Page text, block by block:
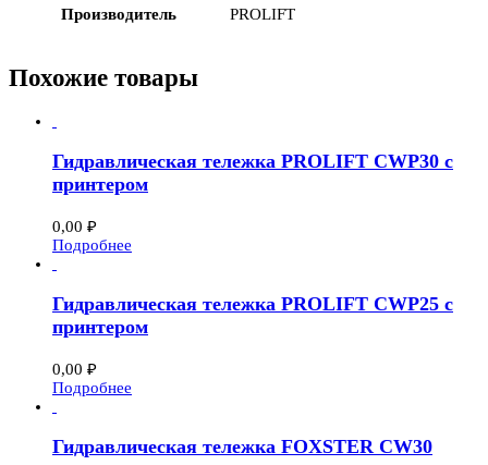
Производитель PROLIFT
Похожие товары
Гидравлическая тележка PROLIFT CWP30 с
принтером
0,00 ₽
Подробнее
Гидравлическая тележка PROLIFT CWP25 с
принтером
0,00 ₽
Подробнее
Гидравлическая тележка FOXSTER CW30